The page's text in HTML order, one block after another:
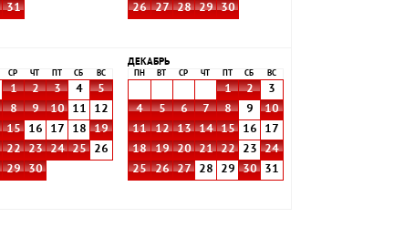
31
26
27 28 29 30
СР ЧТ СБ ВС
1 2 3 4
5
8 9 10 11
12
15 16 17 18
19
22 23 24 25
26
29 30
ДЕКАБРЬ
ПН ВТ СР ЧТ СБ ВС
1 2
3
4
5 6 7 8 9
10
11
12 13 14 15 16
17
18
19 20 21 22 23
24
25
26 27 28 29 30 31